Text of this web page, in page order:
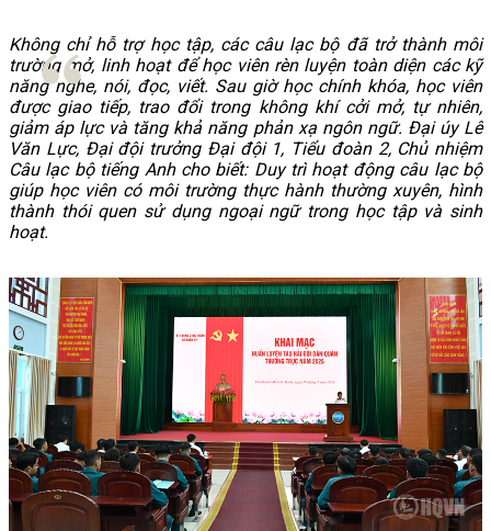
Không chỉ hỗ trợ học tập, các câu lạc bộ đã trở thành môi
trường mở, linh hoạt để học viên rèn luyện toàn diện các kỹ
năng nghe, nói, đọc, viết. Sau giờ học chính khóa, học viên
được giao tiếp, trao đổi trong không khí cởi mở, tự nhiên,
giảm áp lực và tăng khả năng phản xạ ngôn ngữ. Đại úy Lê
Văn Lực, Đại đội trưởng Đại đội 1, Tiểu đoàn 2, Chủ nhiệm
Câu lạc bộ tiếng Anh cho biết: Duy trì hoạt động câu lạc bộ
giúp học viên có môi trường thực hành thường xuyên, hình
thành thói quen sử dụng ngoại ngữ trong học tập và sinh
hoạt.